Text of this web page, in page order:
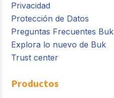
Privacidad
Protección de Datos
Preguntas Frecuentes Buk
Explora lo nuevo de Buk
Trust center
Productos